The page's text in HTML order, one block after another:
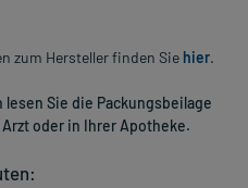
zum Hersteller finden Sie hier.
Sie die Packungsbeilage
oder in Ihrer Apotheke.